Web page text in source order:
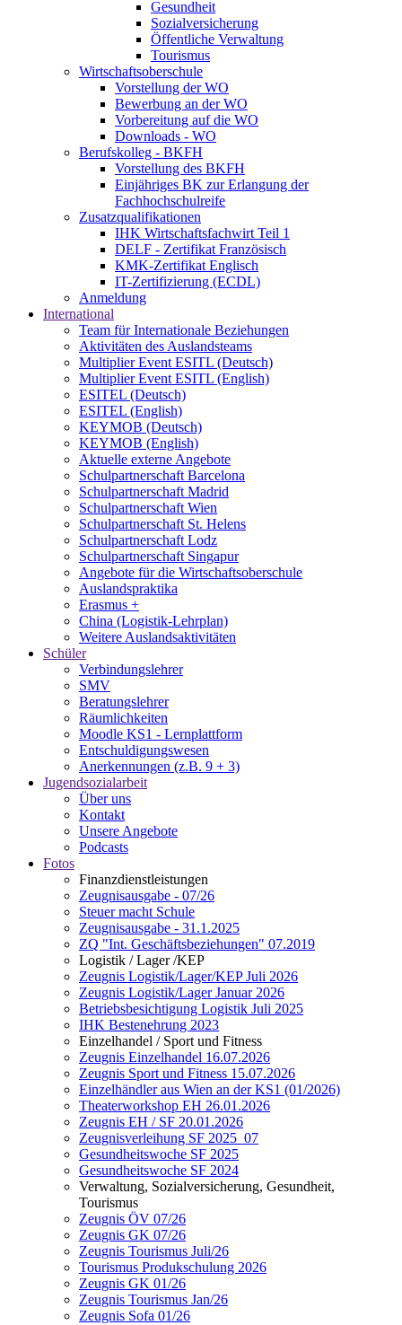
Gesundheit
Sozialversicherung
Öffentliche Verwaltung
Tourismus
Wirtschaftsoberschule
Vorstellung der WO
Bewerbung an der WO
Vorbereitung auf die WO
Downloads - WO
Berufskolleg - BKFH
Vorstellung des BKFH
Einjähriges BK zur Erlangung der
Fachhochschulreife
Zusatzqualifikationen
IHK Wirtschaftsfachwirt Teil 1
DELF - Zertifikat Französisch
KMK-Zertifikat Englisch
IT-Zertifizierung (ECDL)
Anmeldung
International
Team für Internationale Beziehungen
Aktivitäten des Auslandsteams
Multiplier Event ESITL (Deutsch)
Multiplier Event ESITL (English)
ESITEL (Deutsch)
ESITEL (English)
KEYMOB (Deutsch)
KEYMOB (English)
Aktuelle externe Angebote
Schulpartnerschaft Barcelona
Schulpartnerschaft Madrid
Schulpartnerschaft Wien
Schulpartnerschaft St. Helens
Schulpartnerschaft Lodz
Schulpartnerschaft Singapur
Angebote für die Wirtschaftsoberschule
Auslandspraktika
Erasmus +
China (Logistik-Lehrplan)
Weitere Auslandsaktivitäten
Schüler
Verbindungslehrer
SMV
Beratungslehrer
Räumlichkeiten
Moodle KS1 - Lernplattform
Entschuldigungswesen
Anerkennungen (z.B. 9 + 3)
Jugendsozialarbeit
Über uns
Kontakt
Unsere Angebote
Podcasts
Fotos
Finanzdienstleistungen
Zeugnisausgabe - 07/26
Steuer macht Schule
Zeugnisausgabe - 31.1.2025
ZQ "Int. Geschäftsbeziehungen" 07.2019
Logistik / Lager /KEP
Zeugnis Logistik/Lager/KEP Juli 2026
Zeugnis Logistik/Lager Januar 2026
Betriebsbesichtigung Logistik Juli 2025
IHK Bestenehrung 2023
Einzelhandel / Sport und Fitness
Zeugnis Einzelhandel 16.07.2026
Zeugnis Sport und Fitness 15.07.2026
Einzelhändler aus Wien an der KS1 (01/2026)
Theaterworkshop EH 26.01.2026
Zeugnis EH / SF 20.01.2026
Zeugnisverleihung SF 2025_07
Gesundheitswoche SF 2025
Gesundheitswoche SF 2024
Verwaltung, Sozialversicherung, Gesundheit,
Tourismus
Zeugnis ÖV 07/26
Zeugnis GK 07/26
Zeugnis Tourismus Juli/26
Tourismus Produkschulung 2026
Zeugnis GK 01/26
Zeugnis Tourismus Jan/26
Zeugnis Sofa 01/26